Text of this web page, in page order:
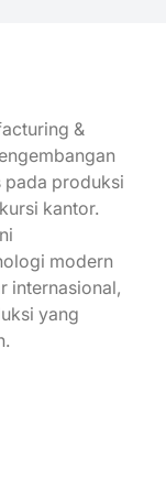
&
pada produksi
kantor.
modern
internasional,
yang